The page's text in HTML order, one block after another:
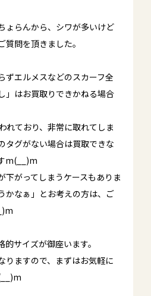
ょらんから、シワが多いけど
問を頂きました。
ずエルメスなどのスカーフ全
」はお買取りできかねる場合
れており、非常に取れてしま
タグがない場合は買取できな
m(__)m
下がってしまうケースもありま
かなぁ」とお考えの方は、ご
サイズが御座います。
りますので、まずはお気軽に